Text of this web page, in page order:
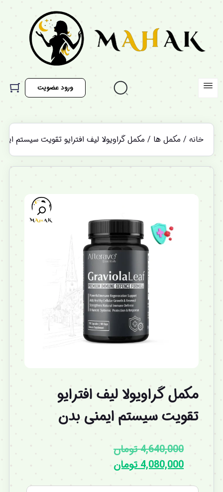
ورود عضویت
خانه/ مکمل ها / مکمل گراویولا لیف افترایو تقویت سیستم
مکمل گراویولا لیف افترایو
تقویت سیستم ایمنی بدن
4,640,000تومان
4,080,000تومان